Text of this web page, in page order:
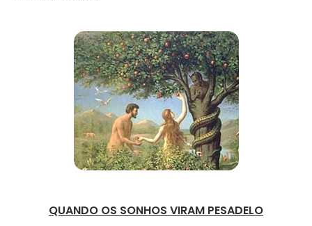
QUANDO OS SONHOS VIRAM PESADELO